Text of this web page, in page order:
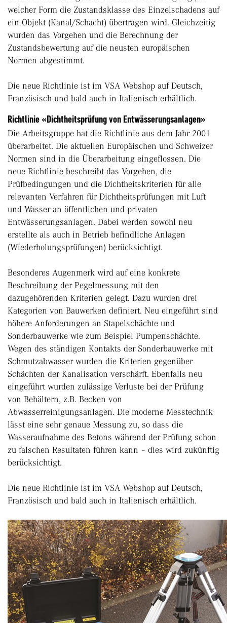
welcher Form die Zustandsklasse des Einzelschadens auf
ein Objekt (Kanal/Schacht) übertragen wird. Gleichzeitig
wurden das Vorgehen und die Berechnung der
Zustandsbewertung auf die neusten europäischen
Normen abgestimmt.
Die neue Richtlinie ist im VSA Webshop auf Deutsch,
Französisch und bald auch in Italienisch erhältlich.
Richtlinie «Dichtheitsprüfung von Entwässerungsanlagen»
Die Arbeitsgruppe hat die Richtlinie aus dem Jahr 2001
überarbeitet. Die aktuellen Europäischen und Schweizer
Normen sind in die Überarbeitung eingeflossen. Die
neue Richtlinie beschreibt das Vorgehen, die
Prüfbedingungen und die Dichtheitskriterien für alle
relevanten Verfahren für Dichtheitsprüfungen mit Luft
und Wasser an öffentlichen und privaten
Entwässerungsanlagen. Dabei werden sowohl neu
erstellte als auch in Betrieb befindliche Anlagen
(Wiederholungsprüfungen) berücksichtigt.
Besonderes Augenmerk wird auf eine konkrete
Beschreibung der Pegelmessung mit den
dazugehörenden Kriterien gelegt. Dazu wurden drei
Kategorien von Bauwerken definiert. Neu eingeführt sind
höhere Anforderungen an Stapelschächte und
Sonderbauwerke wie zum Beispiel Pumpenschächte.
Wegen des ständigen Kontakts der Sonderbauwerke mit
Schmutzabwasser wurden die Kriterien gegenüber
Schächten der Kanalisation verschärft. Ebenfalls neu
eingeführt wurden zulässige Verluste bei der Prüfung
von Behältern, z.B. Becken von
Abwasserreinigungsanlagen. Die moderne Messtechnik
lässt eine sehr genaue Messung zu, so dass die
Wasseraufnahme des Betons während der Prüfung schon
zu falschen Resultaten führen kann – dies wird zukünftig
berücksichtigt.
Die neue Richtlinie ist im VSA Webshop auf Deutsch,
Französisch und bald auch in Italienisch erhältlich.